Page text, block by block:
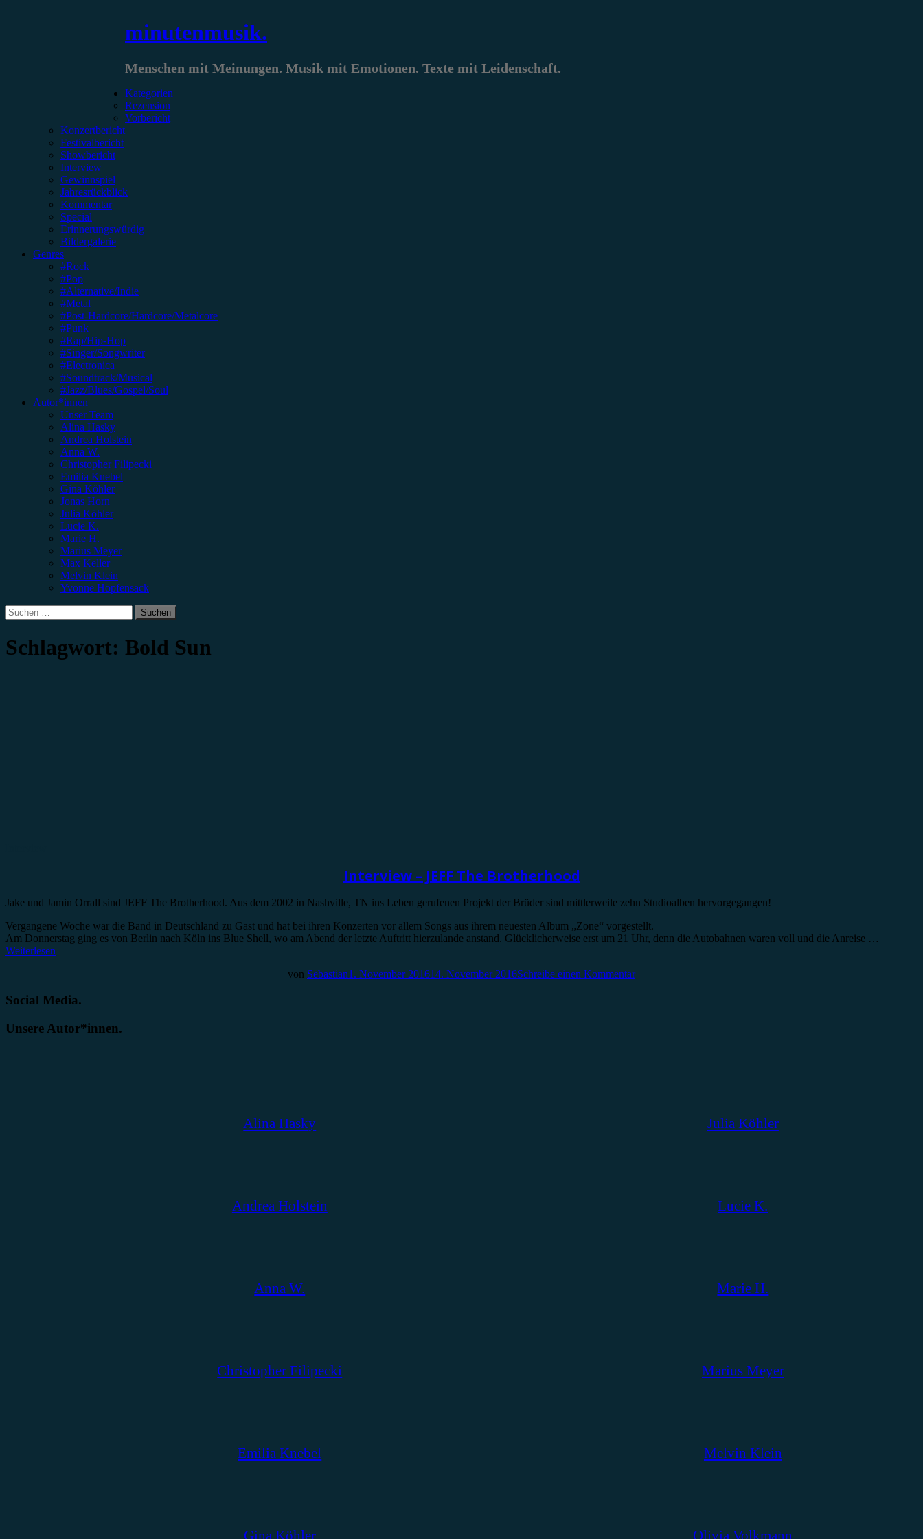
minutenmusik.
Menschen mit Meinungen. Musik mit Emotionen. Texte mit Leidenschaft.
Kategorien
Rezension
Vorbericht
Konzertbericht
Festivalbericht
Showbericht
Interview
Gewinnspiel
Jahresrückblick
Kommentar
Special
Erinnerungswürdig
Bildergalerie
Genres
#Rock
#Pop
#Alternative/Indie
#Metal
#Post-Hardcore/Hardcore/Metalcore
#Punk
#Rap/Hip-Hop
#Singer/Songwriter
#Electronica
#Soundtrack/Musical
#Jazz/Blues/Gospel/Soul
Autor*innen
Unser Team
Alina Hasky
Andrea Holstein
Anna W.
Christopher Filipecki
Emilia Knebel
Gina Köhler
Jonas Horn
Julia Köhler
Lucie K.
Marie H.
Marius Meyer
Max Keller
Melvin Klein
Yvonne Hopfensack
Suchen
nach:
Schlagwort: Bold Sun
Interview – JEFF The Brotherhood
Jake und Jamin Orrall sind JEFF The Brotherhood. Aus dem 2002 in Nashville, TN ins Leben gerufenen Projekt der Brüder sind mittlerweile zehn Studioalben hervorgegangen!
Vergangene Woche war die Band in Deutschland zu Gast und hat bei ihren Konzerten vor allem Songs aus ihrem neuesten Album „Zone“ vorgestellt.
Am Donnerstag ging es von Berlin nach Köln ins Blue Shell, wo am Abend der letzte Auftritt hierzulande anstand. Glücklicherweise erst um 21 Uhr, denn die Autobahnen waren voll und die Anreise …
Weiterlesen
von Sebastian1. November 201614. November 2016Schreibe einen Kommentar
Social Media.
Unsere Autor*innen.
Alina Hasky
Andrea Holstein
Anna W.
Christopher Filipecki
Emilia Knebel
Gina Köhler
Julia Köhler
Lucie K.
Marie H.
Marius Meyer
Melvin Klein
Olivia Volkmann